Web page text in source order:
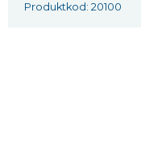
Produktkod: 20100